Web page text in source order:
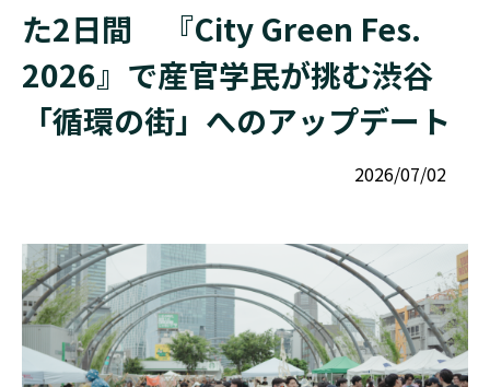
た2日間 『City Green Fes.
2026』で産官学民が挑む渋谷
「循環の街」へのアップデート
2026/07/02